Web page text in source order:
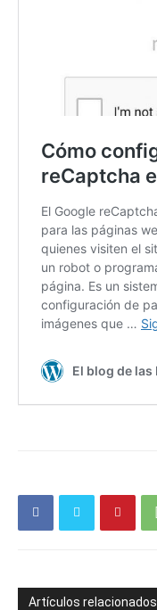
Artículos relacionados